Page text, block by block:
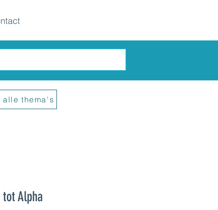
alle thema's
Alpha